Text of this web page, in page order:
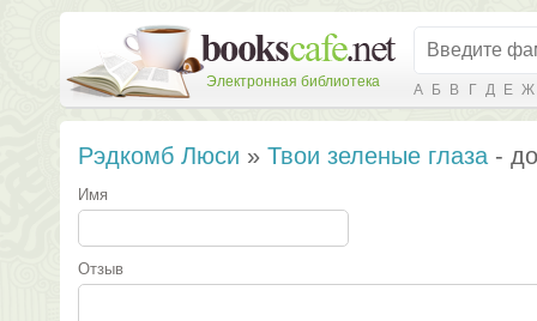
Электронная библиотека А Б В Г Д Е Ж
Рэдкомб Люси » Твои зеленые глаза -
Имя
Отзыв